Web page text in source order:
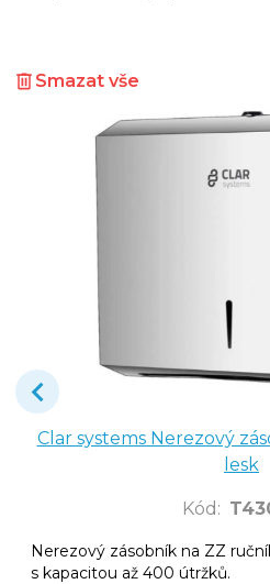
Smazat vše
Clar systems Nerezový
lesk
Kód :
Nerezový zásobník na ZZ
s kapacitou až 400 útržků.